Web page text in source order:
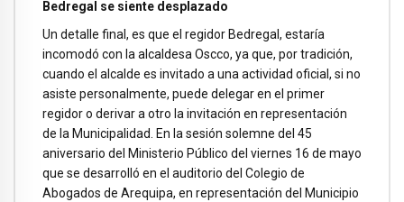
Bedregal se siente desplazado
Un detalle final, es que el regidor Bedregal, estaría
incomodó con la alcaldesa Oscco, ya que, por tradición,
cuando el alcalde es invitado a una actividad oficial, si no
asiste personalmente, puede delegar en el primer
regidor o derivar a otro la invitación en representación
de la Municipalidad. En la sesión solemne del 45
aniversario del Ministerio Público del viernes 16 de mayo
que se desarrolló en el auditorio del Colegio de
Abogados de Arequipa, en representación del Municipio